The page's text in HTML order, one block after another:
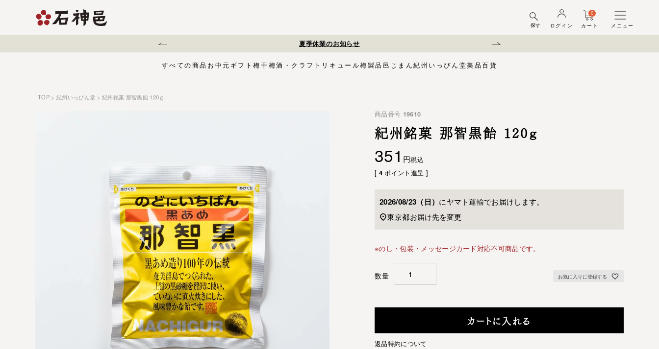
探す ログイン カート
0
メニュー
夏季休業のお知らせ
すべての商品 お中元 ギフト梅干
【夏限定】麻辣梅 味くらべセット
中川政七商店
花ふきん包み
梅酒・クラフトリキュール梅製品 邑じまん紀州いっぴん堂美品百貨
TOP 紀州いっぴん堂 紀州銘菓 那智黒飴 120ｇ
商品番号 19610
紀州銘菓 那智黒飴 120ｇ
351
税込
[ 4 ポイント進呈 ]
2026/08/23（日） にヤマト運輸でお届けします。
東京都お届け先を変更
※のし・包装・メッセージカード対応不可商品です。
お気に入りに登録する
カートに入れる
返品特約について